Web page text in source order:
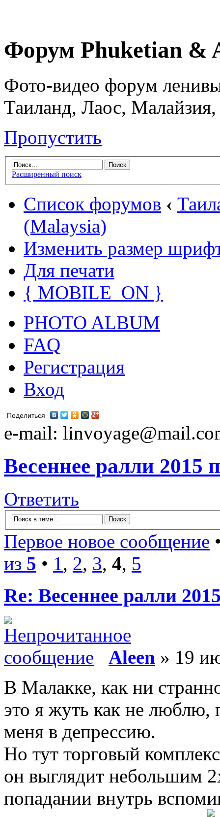
Форум Phuketian &
Фото-видео форум
Таиланд, Лаос,
Пропустить
Расширенный поиск
Список форумов ‹
(Malaysia)
Изменить размер
Для печати
{ MOBILE_ON }
PHOTO ALBUM
FAQ
Регистрация
Вход
Поделиться
e-mail:
Весеннее ралли 2015
Ответить
Первое новое сообщение
из 5 • 1, 2, 3, 4, 5
Re: Весеннее ралли
Aleen » 19
В Малакке, как ни
это я жуть как не люблю,
меня в депрессию.
Но тут торговый
он выглядит небольшим
попадании внутрь